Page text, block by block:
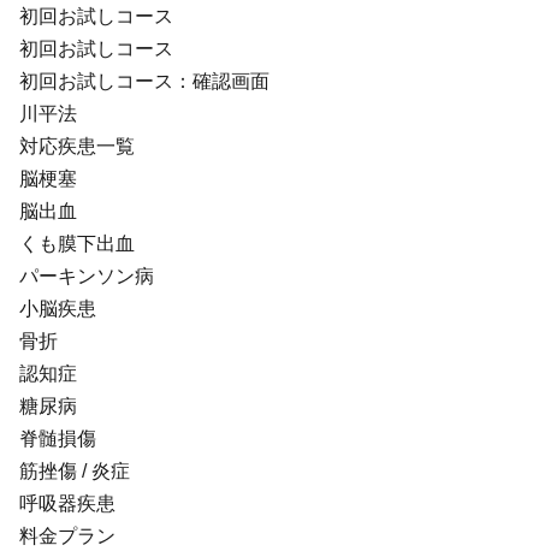
初回お試しコース
初回お試しコース
初回お試しコース：確認画面
川平法
対応疾患一覧
脳梗塞
脳出血
くも膜下出血
パーキンソン病
小脳疾患
骨折
認知症
糖尿病
脊髄損傷
筋挫傷 / 炎症
呼吸器疾患
料金プラン